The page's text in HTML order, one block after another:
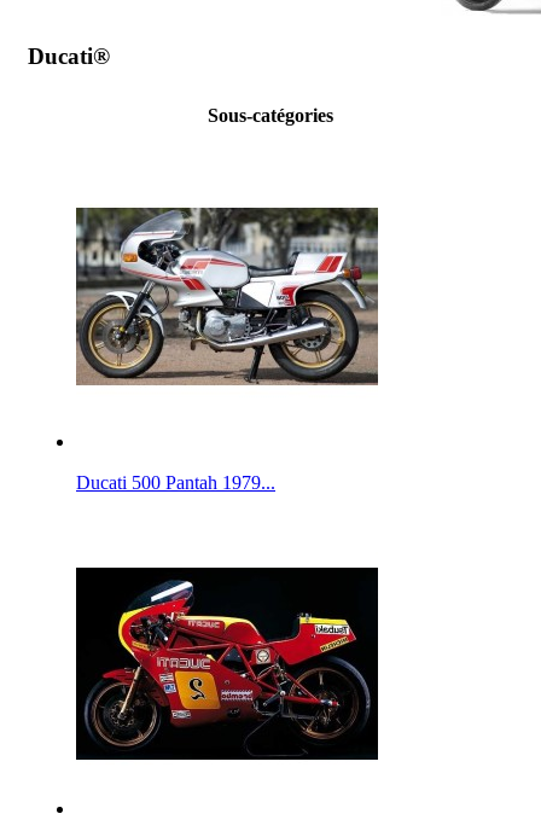
Ducati®
Sous-catégories
Ducati 500 Pantah 1979...